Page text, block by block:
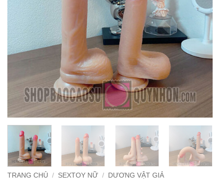
TRANG CHỦ / SEXTOY NỮ / DƯƠNG VẬT GIẢ